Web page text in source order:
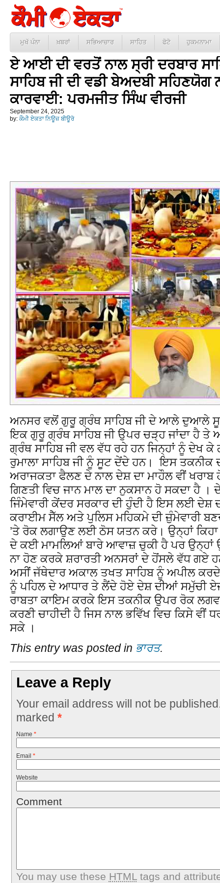
ਮੁਖੱ ਪੰਨਾ ਖ਼ਬਰਾਂ ਸਭਿਆਚਾਰ ਸਾਹਿਤ ਫੋਟੋ ਹੁਕਮਨਾਮਾ
ਏ ਆਈ ਦੀ ਵਰਤੋਂ ਨਾਲ ਸ੍ਰੀ ਦਰਬਾਰ
ਸਾਹਿਬ ਜੀ ਦੀ ਵਡੀ ਬੇਅਦਬੀ
ਕਾਰਵਾਈ: ਪਰਮਜੀਤ ਸਿੰਘ ਵੀਰਜੀ
September 24, 2025
by: ਕੌਮੀ ਏਕਤਾ ਨਿਊਜ਼ ਬੀਊਰੋ
ਅਨਸਰ ਵਲੋਂ ਗੁਰੂ ਗ੍ਰੰਥ ਸਾਹਿਬ ਜੀ ਦੇ ਆਲੇ ਦੁਆਲੇ ਸੂਰ
ਇਕ ਗੁਰੂ ਗ੍ਰੰਥ ਸਾਹਿਬ ਜੀ ਉਪਰ ਚੜ੍ਹ ਜਾਂਦਾ ਹੈ ਤੇ
ਗ੍ਰੰਥ ਸਾਹਿਬ ਜੀ ਵਲ ਵੱਧ ਰਹੇ ਹਨ ਜਿਨ੍ਹਾਂ ਨੂੰ ਦੇਖ ਕੇ
ਰੁਮਾਲਾ ਸਾਹਿਬ ਜੀ ਨੂੰ ਸੂਟ ਦੇਂਦੇ ਹਨ। ਇਸ ਤਕਨੀਕ
ਅਰਾਜਕਤਾ ਫੈਲਣ ਦੇ ਨਾਲ ਦੇਸ਼ ਦਾ ਮਾਹੌਲ ਵੀਂ ਖਰਾਬ
ਗਿਣਤੀ ਵਿਚ ਜਾਨ ਮਾਲ ਦਾ ਨੁਕਸਾਨ ਹੋ ਸਕਦਾ ਹੈ ।
ਜਿੰਮੇਵਾਰੀ ਕੇਂਦਰ ਸਰਕਾਰ ਦੀ ਹੁੰਦੀ ਹੈ ਇਸ ਲਈ ਦੇਸ਼
ਕਰਾਈਮ ਸੈੱਲ ਅਤੇ ਪੁਲਿਸ ਮਹਿਕਮੇ ਦੀ ਜ਼ੁੰਮੇਵਾਰੀ
’ਤੇ ਰੋਕ ਲਗਾਉਣ ਲਈ ਠੋਸ ਯਤਨ ਕਰੇ। ਉਨ੍ਹਾਂ ਕਿਹਾ
ਦੇ ਕਈ ਮਾਮਲਿਆਂ ਬਾਰੇ ਆਵਾਜ਼ ਚੁਕੀ ਹੈ ਪਰ ਉਨ੍ਹਾਂ
ਨਾ ਹੋਣ ਕਰਕੇ ਸ਼ਰਾਰਤੀ ਅਨਸਰਾਂ ਦੇ ਹੋਂਸਲੇ ਵੱਧ ਗਏ
ਅਸੀਂ ਜੱਥੇਦਾਰ ਅਕਾਲ ਤਖਤ ਸਾਹਿਬ ਨੂੰ ਅਪੀਲ
ਨੂੰ ਪਹਿਲ ਦੇ ਆਧਾਰ ਤੇ ਲੈਂਦੇ ਹੋਏ ਦੇਸ਼ ਦੀਆਂ ਸਮੁੱਚੀ
ਰਾਬਤਾ ਕਾਇਮ ਕਰਕੇ ਇਸ ਤਕਨੀਕ ਉਪਰ ਰੋਕ
ਕਰਣੀ ਚਾਹੀਦੀ ਹੈ ਜਿਸ ਨਾਲ ਭਵਿੱਖ ਵਿਚ ਕਿਸੇ ਵੀਂ
ਸਕੇ ।
This entry was posted in ਭਾਰਤ.
Leave a Reply
Your email address will not be
marked *
Name *
Email *
Website
Comment
You may use these HTMLtags and